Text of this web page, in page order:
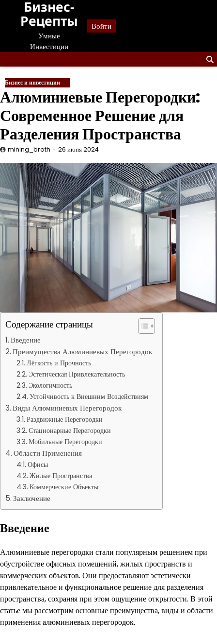
Перейти
содержанию
Бизнес-
Рецепты
Умные
Инвестиции
Войти
Бизнес и инвестиции
Алюминиевые Перегородки:
Современное Решение для
Разделения Пространства
mining_broth 26 июня 2024
Содержание страницы
Введение
Преимущества Алюминиевых Перегородок
Лёгкость и Прочность
Эстетическая Привлекательность
Экологичность
Устойчивость к Внешним Воздействиям
Виды Алюминиевых Перегородок
Раздвижные Перегородки
Стационарные Перегородки
Мобильные Перегородки
Области Применения
Офисы
Жилые Пространства
Коммерческие Объекты
Заключение
Введение
Алюминиевые перегородки стали популярным решением при
обустройстве офисных помещений, жилых пространств и
коммерческих объектов. Они предоставляют эстетически
привлекательное и функциональное решение для разделения
пространства, сохраняя при этом ощущение открытости. В этой
статье мы рассмотрим основные преимущества, виды и области
применения алюминиевых перегородок.